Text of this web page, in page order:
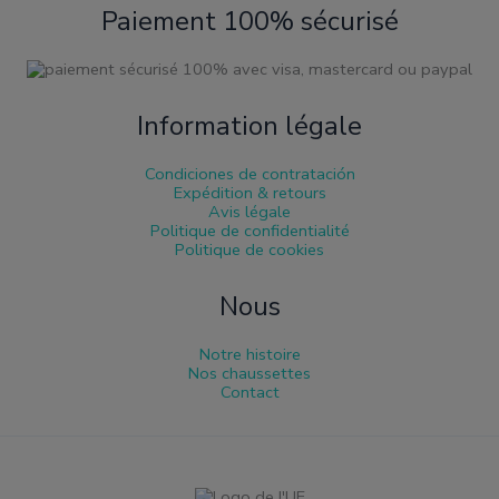
Paiement 100% sécurisé
Information légale
Condiciones de contratación
Expédition & retours
Avis légale
Politique de confidentialité
Politique de cookies
Nous
Notre histoire
Nos chaussettes
Contact